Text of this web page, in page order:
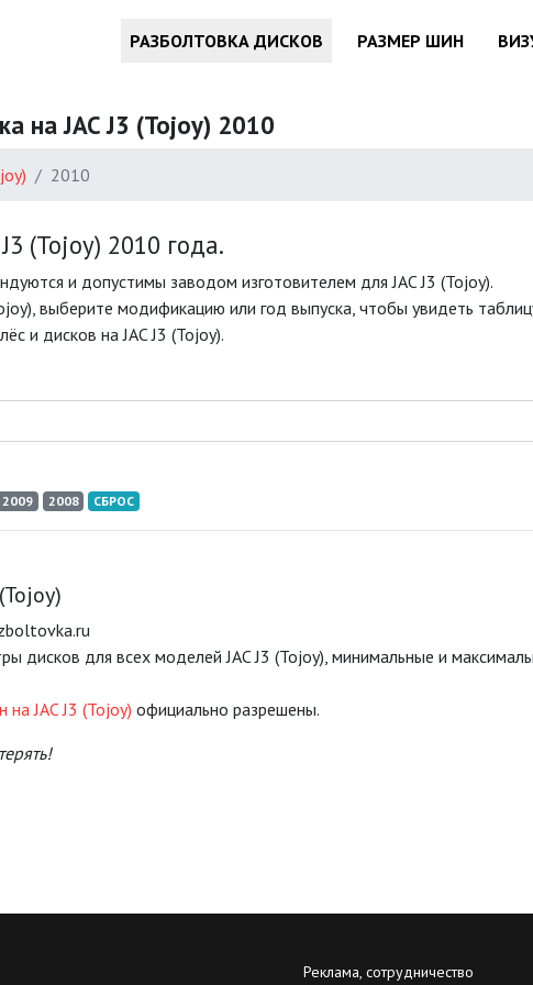
РАЗБОЛТОВКА ДИСКОВ РАЗМЕР ШИН
на JAC J3 (Tojoy) 2010
2010
(Tojoy) 2010 года.
и допустимы заводом изготовителем для JAC J3 (Tojoy).
выберите модификацию или год выпуска, чтобы увидеть
и дисков на JAC J3 (Tojoy).
2009 2008 СБРОС
дисков для всех моделей JAC J3 (Tojoy), минимальные и
JAC J3 (Tojoy) официально разрешены.
Реклама, сотрудничество